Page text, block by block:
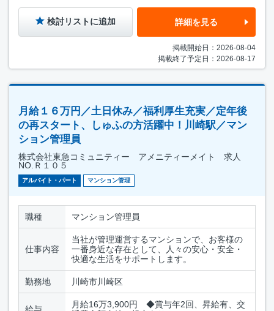
検討リストに追加 詳細を見る
掲載開始日：2026-08-04
掲載終了予定日：2026-08-17
月給１６万円／土日休み／福利厚生充実／定年後
の再スタート、しゅふの方活躍中！川崎駅／マン
ション管理員
株式会社東急コミュニティー アメニティーメイト 求人
NO.Ｒ１０５
アルバイト・パート マンション管理
職種 マンション管理員
仕事内容
当社が管理運営するマンションで、お客様の
一番身近な存在として、人々の安心・安全・
快適な生活をサポートします。
勤務地 川崎市川崎区
月給16万3,900円 ◆賞与年2回、昇給有、交